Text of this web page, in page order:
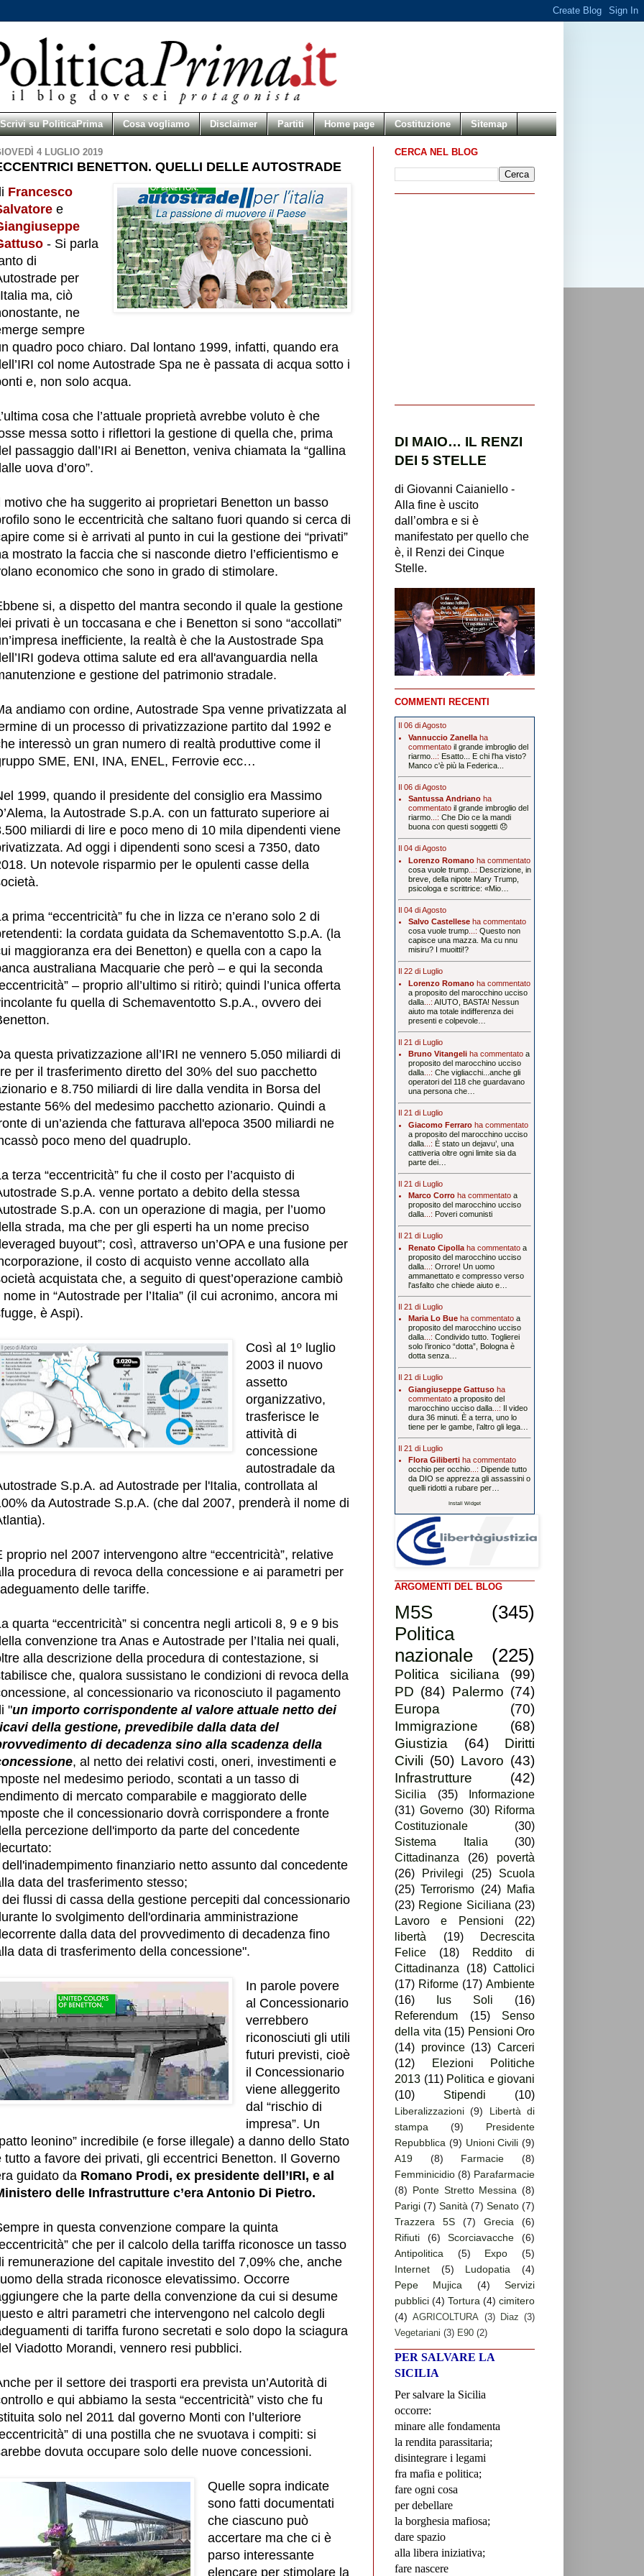
Scrivi su PoliticaPrima Cosa vogliamo Disclaimer Partiti Home page Costituzione Sitemap
4 LUGLIO 2019
BENETTON. QUELLI DELLE AUTOSTRADE
Francesco
e
- Si parla
di
per
ma, ciò
ne
sempre
quadro poco chiaro. Dal lontano 1999, infatti, quando era
col nome Autostrade Spa ne è passata di acqua sotto i
e, non solo acqua.
cosa che l’attuale proprietà avrebbe voluto è che
messa sotto i riflettori la gestione di quella che, prima
passaggio dall’IRI ai Benetton, veniva chiamata la “gallina
uova d’oro”.
motivo che ha suggerito ai proprietari Benetton un basso
sono le eccentricità che saltano fuori quando si cerca di
come si è arrivati al punto in cui la gestione dei “privati”
mostrato la faccia che si nasconde dietro l’efficientismo e
economico che sono in grado di stimolare.
si, a dispetto del mantra secondo il quale la gestione
privati è un toccasana e che i Benetton si sono “accollati”
inefficiente, la realtà è che la Austostrade Spa
godeva ottima salute ed era all'avanguardia nella
e gestione del patrimonio stradale.
andiamo con ordine, Autostrade Spa venne privatizzata al
di un processo di privatizzazione partito dal 1992 e
interessò un gran numero di realtà produttive come il
SME, ENI, INA, ENEL, Ferrovie ecc…
1999, quando il presidente del consiglio era Massimo
la Autostrade S.p.A. con un fatturato superiore ai
miliardi di lire e poco meno di 10 mila dipendenti viene
Ad oggi i dipendenti sono scesi a 7350, dato
Un notevole risparmio per le opulenti casse della
prima “eccentricità” fu che in lizza ce n’erano solo 2 di
la cordata guidata da Schemaventotto S.p.A. (la
maggioranza era dei Benetton) e quella con a capo la
australiana Macquarie che però – e qui la seconda
– proprio all’ultimo si ritirò; quindi l’unica offerta
fu quella di Schemaventotto S.p.A., ovvero dei
questa privatizzazione all’IRI ne vennero 5.050 miliardi di
per il trasferimento diretto del 30% del suo pacchetto
e 8.750 miliardi di lire dalla vendita in Borsa del
56% del medesimo pacchetto azionario. Quindi a
di un’azienda che fatturava all'epoca 3500 miliardi ne
poco meno del quadruplo.
terza “eccentricità” fu che il costo per l’acquisto di
S.p.A. venne portato a debito della stessa
S.p.A. con un operazione di magia, per l’uomo
strada, ma che per gli esperti ha un nome preciso
buyout”; così, attraverso un’OPA e una fusione per
il costo di acquisto venne accollato alla
acquistata che, a seguito di quest’operazione cambiò
nome in “Autostrade per l’Italia” (il cui acronimo, ancora mi
è Aspi).
Così al 1º luglio
2003 il nuovo
assetto
organizzativo,
trasferisce le
attività di
concessione
autostradale da
S.p.A. ad Autostrade per l'Italia, controllata al
da Autostrade S.p.A. (che dal 2007, prenderà il nome di
proprio nel 2007 intervengono altre “eccentricità”, relative
procedura di revoca della concessione e ai parametri per
delle tariffe.
quarta “eccentricità” si concentra negli articoli 8, 9 e 9 bis
convenzione tra Anas e Autostrade per l’Italia nei quali,
alla descrizione della procedura di contestazione, si
che, qualora sussistano le condizioni di revoca della
al concessionario va riconosciuto il pagamento
"un importo corrispondente al valore attuale netto dei
della gestione, prevedibile dalla data del
di decadenza sino alla scadenza della
, al netto dei relativi costi, oneri, investimenti e
nel medesimo periodo, scontati a un tasso di
di mercato comparabile e maggiorato delle
che il concessionario dovrà corrispondere a fronte
percezione dell'importo da parte del concedente
finanziario netto assunto dal concedente
data del trasferimento stesso;
flussi di cassa della gestione percepiti dal concessionario
lo svolgimento dell'ordinaria amministrazione
dalla data del provvedimento di decadenza fino
data di trasferimento della concessione".
In parole povere
al Concessionario
verrebbero
riconosciuti gli utili
futuri previsti, cioè
il Concessionario
viene alleggerito
dal “rischio di
impresa”. Un
leonino” incredibile (e forse illegale) a danno dello Stato
tutto a favore dei privati, gli eccentrici Benetton. Il Governo
guidato da Romano Prodi, ex presidente dell’IRI, e al
delle Infrastrutture c’era Antonio Di Pietro.
in questa convenzione compare la quinta
che per il calcolo della tariffa riconosce un tasso
remunerazione del capitale investito del 7,09% che, anche
della strada riconosce elevatissimo. Occorre
che la parte della convenzione da cui si desume
e altri parametri che intervengono nel calcolo degli
di tariffa furono secretati e solo dopo la sciagura
Viadotto Morandi, vennero resi pubblici.
per il settore dei trasporti era prevista un’Autorità di
e qui abbiamo la sesta “eccentricità” visto che fu
solo nel 2011 dal governo Monti con l’ulteriore
di una postilla che ne svuotava i compiti: si
dovuta occupare solo delle nuove concessioni.
Quelle sopra indicate
sono fatti documentati
che ciascuno può
accertare ma che ci è
parso interessante
elencare per stimolare la
CERCA NEL BLOG
DI MAIO… IL RENZI
DEI 5 STELLE
di Giovanni Caianiello -
Alla fine è uscito
dall’ombra e si è
manifestato per quello che
è, il Renzi dei Cinque
Stelle.
COMMENTI RECENTI
Il 06 di Agosto
Vannuccio Zanellaha
commentato il grande imbroglio del
riarmo...: Esatto... E chi l'ha visto?
Manco c'è più la Federica...
Il 06 di Agosto
Santussa Andrianoha
commentato il grande imbroglio del
riarmo...: Che Dio ce la mandi
buona con questi soggetti 😞
Il 04 di Agosto
Lorenzo Romanoha commentato
cosa vuole trump...: Descrizione, in
breve, della nipote Mary Trump,
psicologa e scrittrice: «Mio…
Il 04 di Agosto
Salvo Castelleseha commentato
cosa vuole trump...: Questo non
capisce una mazza. Ma cu nnu
misiru? I muoitti!?
Il 22 di Luglio
Lorenzo Romanoha commentato
a proposito del marocchino ucciso
dalla...: AIUTO, BASTA! Nessun
aiuto ma totale indifferenza dei
presenti e colpevole…
Il 21 di Luglio
Bruno Vitangeliha commentato a
proposito del marocchino ucciso
dalla...: Che vigliacchi...anche gli
operatori del 118 che guardavano
una persona che…
Il 21 di Luglio
Giacomo Ferraroha commentato
a proposito del marocchino ucciso
dalla...: È stato un dejavu’, una
cattiveria oltre ogni limite sia da
parte dei…
Il 21 di Luglio
Marco Corroha commentato a
proposito del marocchino ucciso
dalla...: Poveri comunisti
Il 21 di Luglio
Renato Cipollaha commentato a
proposito del marocchino ucciso
dalla...: Orrore! Un uomo
ammanettato e compresso verso
l'asfalto che chiede aiuto e…
Il 21 di Luglio
Maria Lo Bueha commentato a
proposito del marocchino ucciso
dalla...: Condivido tutto. Toglierei
solo l’ironico “dotta”, Bologna è
dotta senza…
Il 21 di Luglio
Giangiuseppe Gattusoha
commentato a proposito del
marocchino ucciso dalla...: Il video
dura 36 minuti. È a terra, uno lo
tiene per le gambe, l’altro gli lega…
Il 21 di Luglio
Flora Gilibertiha commentato
occhio per occhio...: Dipende tutto
da DIO se apprezza gli assassini o
quelli ridotti a rubare per…
Install Widget
ARGOMENTI DEL BLOG
M5S
(345)
Politica
nazionale
(225)
Politica siciliana
(99)
PD (84) Palermo (74)
Europa
(70)
Immigrazione
(68)
Giustizia
(64)
Diritti
Civili (50) Lavoro (43)
Infrastrutture
(42)
Sicilia (35)
Informazione
(31) Governo (30) Riforma
Costituzionale
(30)
Sistema Italia
(30)
Cittadinanza
(26)
povertà
(26)
Privilegi (25)
Scuola
(25) Terrorismo (24)
Mafia
(23) Regione Siciliana (23)
Lavoro e Pensioni
(22)
libertà
(19)
Decrescita
Felice
(18)
Reddito di
Cittadinanza
(18) Cattolici
(17) Riforme (17) Ambiente
(16)
Ius Soli
(16)
Referendum
(15)
Senso
della vita (15) Pensioni Oro
(14) province (13) Carceri
(12)
Elezioni Politiche
2013 (11) Politica e giovani
(10)
Stipendi (10)
Liberalizzazioni (9)
Libertà di
stampa
(9)
Presidente
Repubblica (9) Unioni Civili (9)
A19
(8) Farmacie
(8)
Femminicidio (8) Parafarmacie
(8) Ponte Stretto Messina (8)
Parigi (7) Sanità (7) Senato (7)
Trazzera 5S
(7) Grecia
(6)
Rifiuti
(6) Scorciavacche
(6)
Antipolitica
(5) Expo
(5)
Internet
(5) Ludopatia
(4)
Pepe Mujica
(4)
Servizi
pubblici (4) Tortura (4) cimitero
(4) AGRICOLTURA (3) Diaz (3)
Vegetariani (3) E90 (2)
PER SALVARE LA
SICILIA
Per salvare la Sicilia
occorre:
minare alle fondamenta
la rendita parassitaria;
disintegrare i legami
fra mafia e politica;
fare ogni cosa
per debellare
la borghesia mafiosa;
dare spazio
alla libera iniziativa;
fare nascere